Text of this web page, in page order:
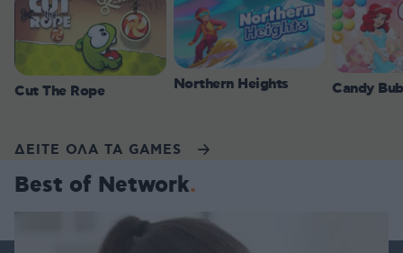
Cut The Rope Northern Heights Candy
ΔΕΙΤΕ ΟΛΑ ΤΑ GAMES
Best of Network